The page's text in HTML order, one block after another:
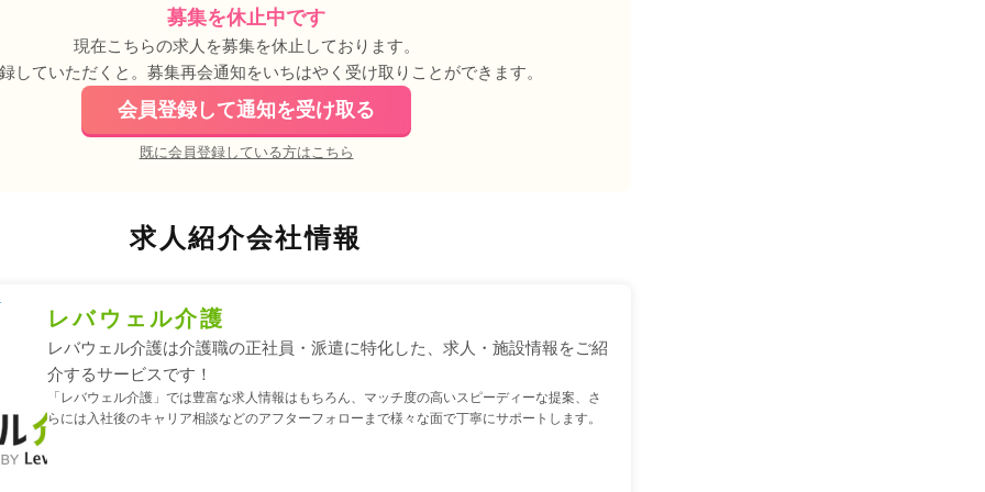
募集を休止中です
現在こちらの求人を募集を休止しております。
していただくと。募集再会通知をいちはやく受け取りことができます。
会員登録して通知を受け取る
既に会員登録している方はこちら
求人紹介会社情報
レバウェル介護
レバウェル介護は介護職の正社員・派遣に特化した、求人・施設情報をご紹
介するサービスです！
「レバウェル介護」では豊富な求人情報はもちろん、マッチ度の高いスピーディーな提案、さ
らには入社後のキャリア相談などのアフターフォローまで様々な面で丁寧にサポートします。